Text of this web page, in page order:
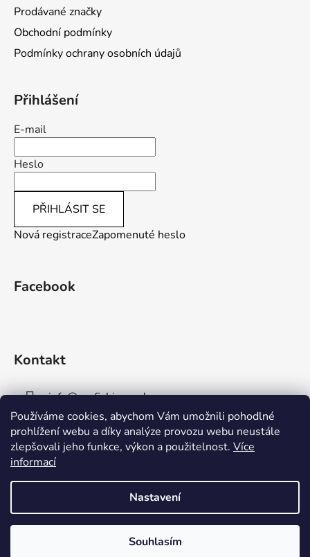
Používáme cookies, abychom Vám umožnili pohodlné
prohlížení webu a díky analýze provozu webu neustále
zlepšovali jeho funkce, výkon a použitelnost. Více
informací
Nastavení
Souhlasím
Prodávané značky
Obchodní podmínky
Podmínky ochrany osobních údajů
Přihlášení
E-mail
Heslo
PŘIHLÁSIT SE
Nová registraceZapomenuté heslo
Facebook
Kontakt
info@aaafishingpraha.cz
778 011 878
Vytvořil Shoptet
AAA Fishing Praha s.r.o.